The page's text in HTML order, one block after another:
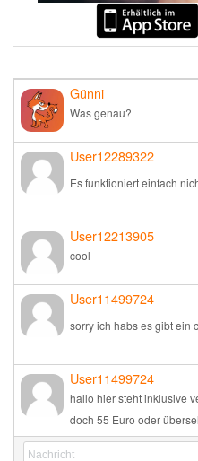
Günni
Was genau?
User12289322
Es funktioniert einfach
User12213905
cool
User11499724
sorry ich habs es gibt ein
User11499724
hallo hier steht inklusive
doch 55 Euro oder